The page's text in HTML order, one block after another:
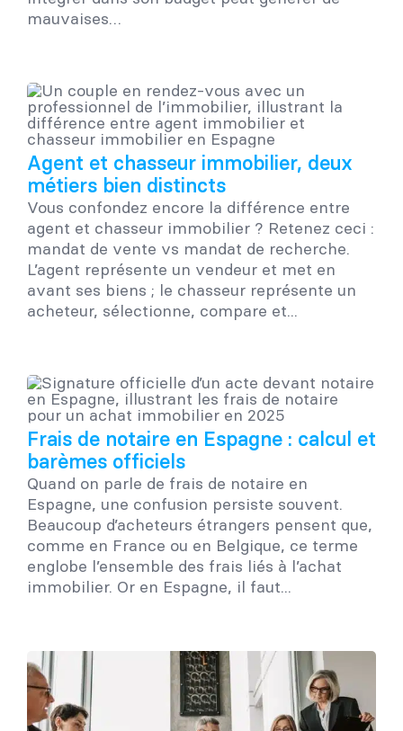
mauvaises…
Agent et chasseur immobilier, deux
métiers bien distincts
Vous confondez encore la différence entre
agent et chasseur immobilier ? Retenez ceci :
mandat de vente vs mandat de recherche.
L’agent représente un vendeur et met en
avant ses biens ; le chasseur représente un
acheteur, sélectionne, compare et...
Frais de notaire en Espagne : calcul et
barèmes officiels
Quand on parle de frais de notaire en
Espagne, une confusion persiste souvent.
Beaucoup d’acheteurs étrangers pensent que,
comme en France ou en Belgique, ce terme
englobe l’ensemble des frais liés à l’achat
immobilier. Or en Espagne, il faut...